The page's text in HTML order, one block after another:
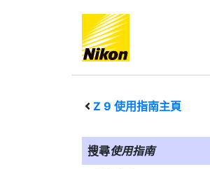
Z 9 使用指南主頁
搜尋使用指南